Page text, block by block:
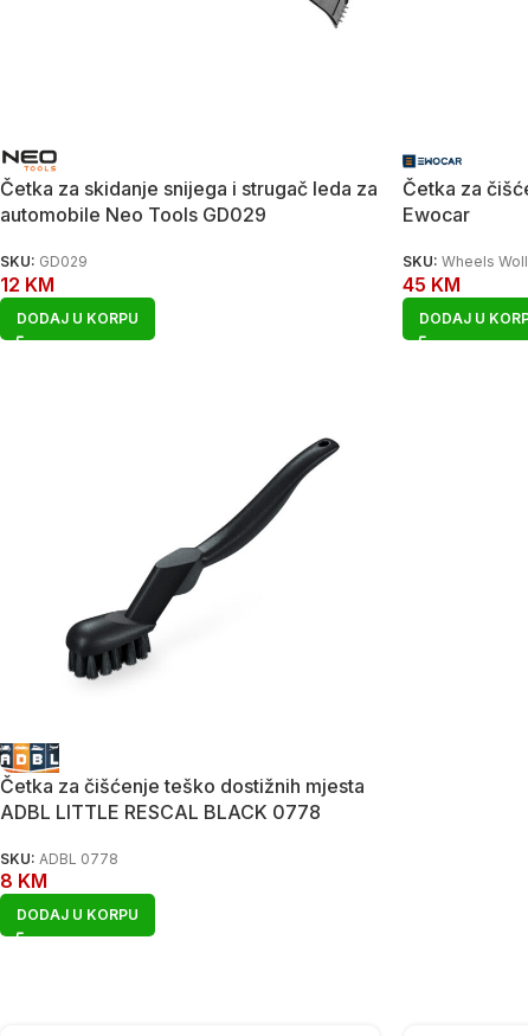
Četka za skidanje snijega i strugač leda za
automobile Neo Tools GD029
SKU: GD029
12 KM
DODAJ U KORPU
Četka za
Ewocar
SKU: Wheels
45 KM
DODAJ U
Četka za čišćenje teško dostižnih mjesta
ADBL LITTLE RESCAL BLACK 0778
SKU: ADBL 0778
8 KM
DODAJ U KORPU